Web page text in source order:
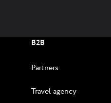
B2B
Partners
Travel agency